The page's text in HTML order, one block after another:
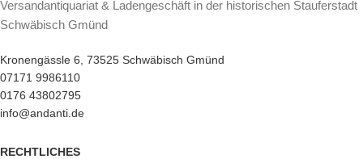
Versandantiquariat & Ladengeschäft in der historischen Stauferstadt
Schwäbisch Gmünd
Kronengässle 6, 73525 Schwäbisch Gmünd
07171 9986110
0176 43802795
info@andanti.de
RECHTLICHES